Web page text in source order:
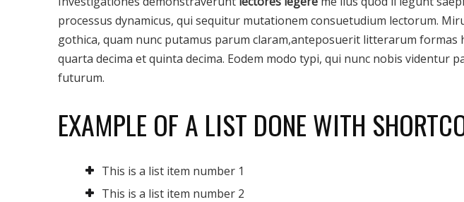
processus dynamicus, qui sequitur mutationem consuetudium lectorum.
gothica, quam nunc putamus parum claram,anteposuerit litterarum formas
quarta decima et quinta decima. Eodem modo typi, qui nunc nobis videntur
futurum.
EXAMPLE OF A LIST DONE WITH
This is a list item number 1
This is a list item number 2